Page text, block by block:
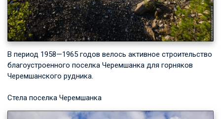
В период 1958—1965 годов велось активное строительство
благоустроенного поселка Черемшанка для горняков
Черемшанского рудника.
Стела поселка Черемшанка